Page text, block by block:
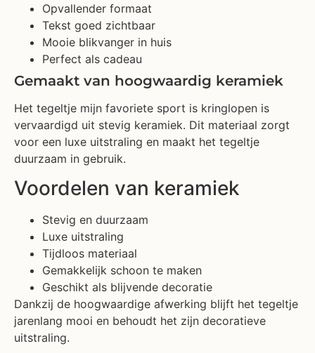
Opvallender formaat
Tekst goed zichtbaar
Mooie blikvanger in huis
Perfect als cadeau
Gemaakt van hoogwaardig keramiek
Het tegeltje mijn favoriete sport is kringlopen is
vervaardigd uit stevig keramiek. Dit materiaal zorgt
voor een luxe uitstraling en maakt het tegeltje
duurzaam in gebruik.
Voordelen van keramiek
Stevig en duurzaam
Luxe uitstraling
Tijdloos materiaal
Gemakkelijk schoon te maken
Geschikt als blijvende decoratie
Dankzij de hoogwaardige afwerking blijft het tegeltje
jarenlang mooi en behoudt het zijn decoratieve
uitstraling.